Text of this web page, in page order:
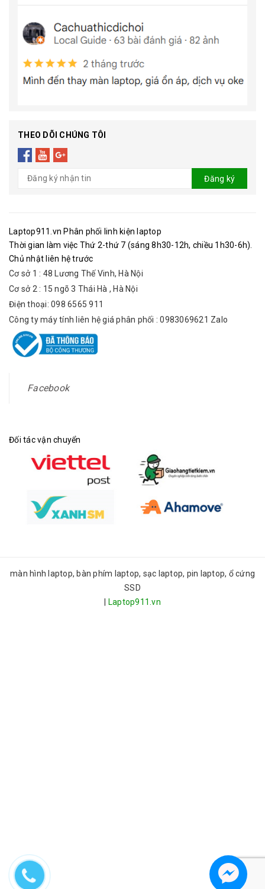
THEO DÕI CHÚNG TÔI
Đăng ký
Laptop911.vn Phân phối linh kiện laptop
Thời gian làm việc Thứ 2-thứ 7 (sáng 8h30-12h, chiều 1h30-6h).
Chủ nhật liên hệ trước
Cơ sở 1 : 48 Lương Thế Vinh, Hà Nội
Cơ sở 2 : 15 ngõ 3 Thái Hà , Hà Nội
Điện thoại: 098 6565 911
Công ty máy tính liên hệ giá phân phối : 0983069621 Zalo
Facebook
Đối tác vận chuyển
màn hình laptop, bàn phím laptop, sạc laptop, pin laptop, ổ cứng
SSD
Laptop911.vn